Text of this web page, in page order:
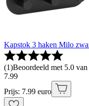
Kapstok 3 haken Milo
(1)Beoordeeld met 5.0
7.99
Prijs: 7.99 euro